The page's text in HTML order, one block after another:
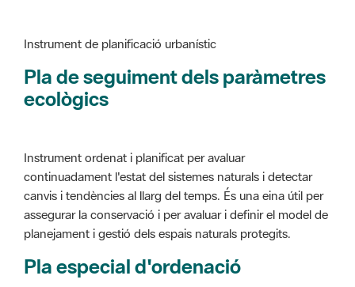
ecològics
Instrument ordenat i planificat per avaluar
assegurar la conservació i per avaluar i definir el model de
planejament i gestió dels espais naturals protegits.
Pla especial d'ordenació
Instrument de planificació urbanístic